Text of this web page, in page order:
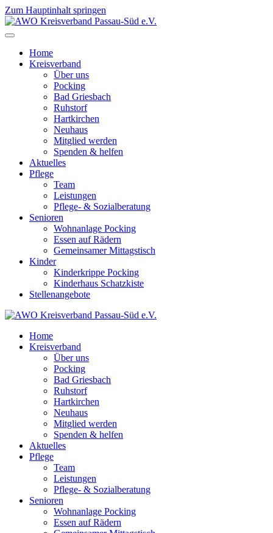
Zum Hauptinhalt springen
Home
Kreisverband
Über uns
Pocking
Bad Griesbach
Ruhstorf
Hartkirchen
Neuhaus
Mitglied werden
Spenden & helfen
Aktuelles
Pflege
Team
Leistungen
Pflege- & Sozialberatung
Senioren
Wohnanlage Pocking
Essen auf Rädern
Gemeinsamer Mittagstisch
Kinder
Kinderkrippe Pocking
Kinderhaus Schatzkiste
Stellenangebote
Home
Kreisverband
Über uns
Pocking
Bad Griesbach
Ruhstorf
Hartkirchen
Neuhaus
Mitglied werden
Spenden & helfen
Aktuelles
Pflege
Team
Leistungen
Pflege- & Sozialberatung
Senioren
Wohnanlage Pocking
Essen auf Rädern